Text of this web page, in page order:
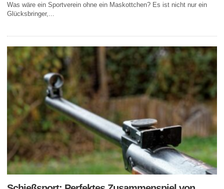
Was wäre ein Sportverein ohne ein Maskottchen? Es ist nicht nur ein
Glücksbringer,...